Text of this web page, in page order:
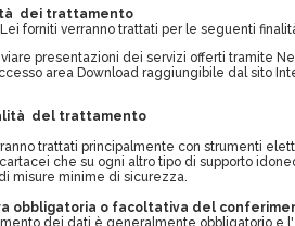
dei trattamento
Lei forniti verranno trattati per le seguenti
presentazioni dei servizi offerti tramite
area Download raggiungibile dal sito
del trattamento
trattati principalmente con strumenti
che su ogni altro tipo di supporto
misure minime di sicurezza.
obbligatoria o facoltativa del
dei dati è generalmente obbligatorio e